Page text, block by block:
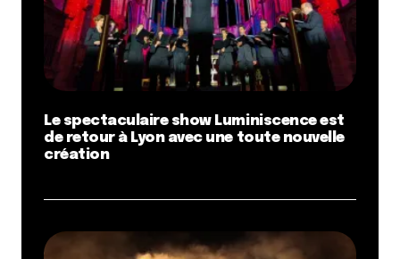
Le spectaculaire show Luminiscence est
de retour à Lyon avec une toute nouvelle
création